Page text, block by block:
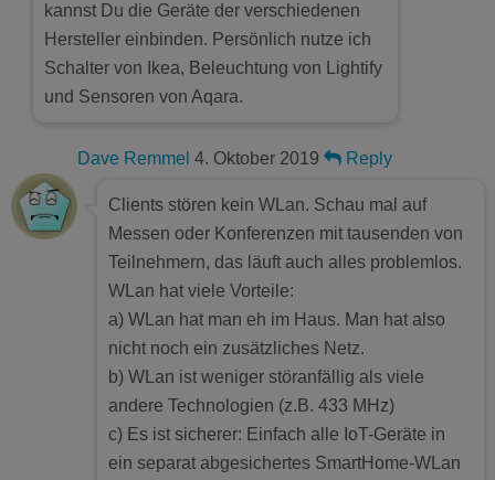
kannst Du die Geräte der verschiedenen
Hersteller einbinden. Persönlich nutze ich
Schalter von Ikea, Beleuchtung von Lightify
und Sensoren von Aqara.
Dave Remmel 4. Oktober 2019 Reply
Clients stören kein WLan. Schau mal auf
Messen oder Konferenzen mit tausenden von
Teilnehmern, das läuft auch alles problemlos.
WLan hat viele Vorteile:
a) WLan hat man eh im Haus. Man hat also
nicht noch ein zusätzliches Netz.
b) WLan ist weniger störanfällig als viele
andere Technologien (z.B. 433 MHz)
c) Es ist sicherer: Einfach alle IoT-Geräte in
ein separat abgesichertes SmartHome-WLan